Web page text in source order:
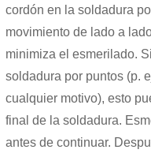
cordón en la soldadura
movimiento de lado a
minimiza el esmerilado.
soldadura por puntos (p.
cualquier motivo), esto
final de la soldadura.
antes de continuar.